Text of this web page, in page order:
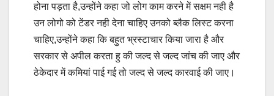
होना पड़ता है,उन्होंने कहा जो लोग काम करने में सक्षम नही है
उन लोगो को टेंडर नही देना चाहिए उनको ब्लैक लिस्ट करना
चाहिए,उन्होंने कहा कि बहुत भ्रस्टाचार किया जारा है और
सरकार से अपील करता हु की जल्द से जल्द जांच की जाए और
ठेकेदार में कमियां पाई गई तो जल्द से जल्द कारवाई की जाए।